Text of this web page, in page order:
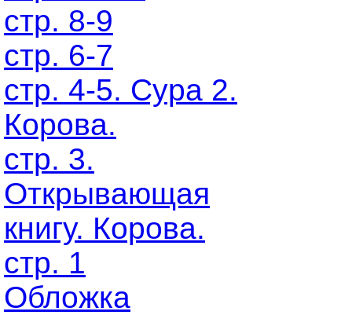
стр. 8-9
стр. 6-7
стр. 4-5. Сура 2.
Корова.
стр. 3.
Открывающая
книгу. Корова.
стр. 1
Обложка